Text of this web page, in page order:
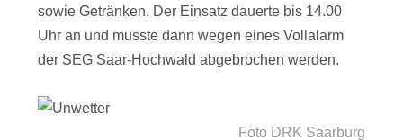
sowie Getränken. Der Einsatz dauerte bis 14.00
Uhr an und musste dann wegen eines Vollalarm
der SEG Saar-Hochwald abgebrochen werden.
Foto DRK Saarburg